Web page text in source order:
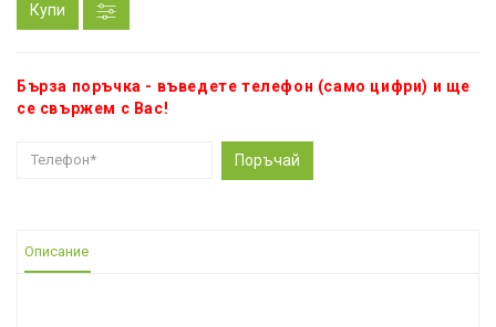
Купи
Бърза поръчка - въведете телефон (само цифри) и ще
се свържем с Вас!
Поръчай
Описание